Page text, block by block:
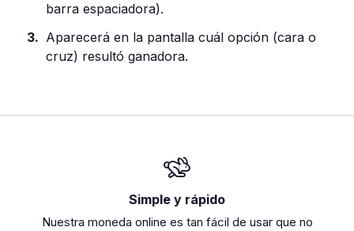
barra espaciadora).
Aparecerá en la pantalla cuál opción (cara o
cruz) resultó ganadora.
Simple y rápido
Nuestra moneda online es tan fácil de usar que no